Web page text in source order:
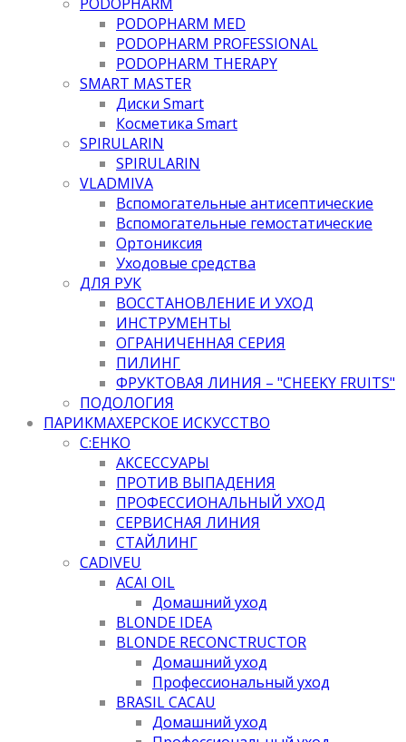
PODOPHARM MED
PODOPHARM PROFESSIONAL
PODOPHARM THERAPY
SMART MASTER
Диски Smart
Косметика Smart
SPIRULARIN
SPIRULARIN
VLADMIVA
Вспомогательные антисептические
Вспомогательные гемостатические
Ортониксия
Уходовые средства
ДЛЯ РУК
ВОССТАНОВЛЕНИЕ И УХОД
ИНСТРУМЕНТЫ
ОГРАНИЧЕННАЯ СЕРИЯ
ПИЛИНГ
ФРУКТОВАЯ ЛИНИЯ – "CHEEKY FRUITS"
ПОДОЛОГИЯ
ПАРИКМАХЕРСКОЕ ИСКУССТВО
C:EHKO
АКСЕССУАРЫ
ПРОТИВ ВЫПАДЕНИЯ
ПРОФЕССИОНАЛЬНЫЙ УХОД
СЕРВИСНАЯ ЛИНИЯ
СТАЙЛИНГ
CADIVEU
ACAI OIL
Домашний уход
BLONDE IDEA
BLONDE RECONCTRUCTOR
Домашний уход
Профессиональный уход
BRASIL CACAU
Домашний уход